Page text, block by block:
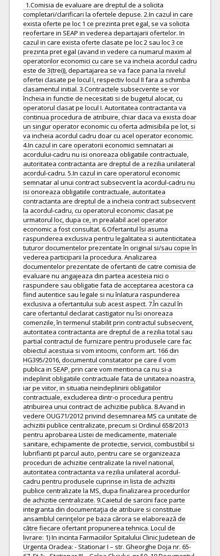
1.Comisia de evaluare are dreptul de a solicita
completari/clarificari la ofertele depuse. 2.In cazul in care
exista oferte pe loc 1 ce prezinta pret egal, se va solicita
reofertare in SEAP in vederea departajarii ofertelor. In
cazul in care exista oferte clasate pe loc 2 sau loc 3 ce
prezinta pret egal (avand in vedere ca numarul maxim al
operatorilor economici cu care se va incheia acordul cadru
este de 3(trei)), departajarea se va face pana la nivelul
ofertei clasate pe locul I, respectiv locul II fara a schimba
clasamentul initial. 3.Contractele subsecvente se vor
încheia in functie de necesitati si de bugetul alocat, cu
operatorul clasat pe locul I. Autoritatea contractanta va
continua procedura de atribuire, chiar daca va exista doar
un singur operator economic cu oferta admisibila pe lot, si
va incheia acordul cadru doar cu acel operator economic.
4.In cazul in care operatorii economici semnatari ai
acordului-cadru nu isi onoreaza obligatiile contractuale,
autoritatea contractanta are dreptul de a rezilia unilateral
acordul-cadru. 5.In cazul in care operatorul economic
semnatar al unui contract subsecvent la acordul-cadru nu
isi onoreaza obligatiile contractuale, autoritatea
contractanta are dreptul de a incheia contract subsecvent
la acordul-cadru, cu operatorul economic clasat pe
urmatorul loc, dupa ce, in prealabil acel operator
economic a fost consultat. 6.Ofertantul îsi asuma
raspunderea exclusiva pentru legalitatea si autenticitatea
tuturor documentelor prezentate în original si/sau copie în
vederea participarii la procedura. Analizarea
documentelor prezentate de ofertanti de catre comisia de
evaluare nu angajeaza din partea acesteia nici o
raspundere sau obligatie fata de acceptarea acestora ca
fiind autentice sau legale si nu înlatura raspunderea
exclusiva a ofertantului sub acest aspect. 7.În cazul în
care ofertantul declarat castigator nu îsi onoreaza
comenzile, în termenul stabilit prin contractul subsecvent,
autoritatea contractanta are dreptul de a rezilia total sau
partial contractul de furnizare pentru produsele care fac
obiectul acestuia si vom intocmi, conform art. 166 din
HG395/2016, documentul constatator pe care il vom
publica in SEAP, prin care vom mentiona ca nu si-a
indeplinit obligatiile contractuale fata de unitatea noastra,
iar pe viitor, in situatia neindeplinirii obligatiilor
contractuale, excluderea dintr-o procedura pentru
atribuirea unui contract de achizitie publica. 8.Avand in
vedere OUG71/2012 privind desemnarea MS ca unitate de
achizitii publice centralizate, precum si Ordinul 658/2013
pentru aprobarea Listei de medicamente, materiale
sanitare, echipamente de protectie, servicii, combustibil si
lubrifianti pt parcul auto, pentru care se organizeaza
proceduri de achizitie centralizate la nivel national,
autoritatea contractanta va rezilia unilateral acordul-
cadru pentru produsele cuprinse in lista de achizitii
publice centralizate la MS, dupa finalizarea procedurilor
de achizitie centralizate. 9.Caietul de sarcini face parte
integranta din documentaţia de atribuire si constituie
ansamblul cerinţelor pe baza cărora se elaborează de
către fiecare ofertant propunerea tehnica. Locul de
livrare: 1) In incinta Farmaciilor Spitalului Clinic Judetean de
Urgenta Oradea: - Stationar I – str. Gheorghe Doja nr. 65-